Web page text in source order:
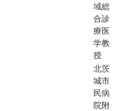
域総
合診
療医
学教
授
北茨
城市
民病
院附